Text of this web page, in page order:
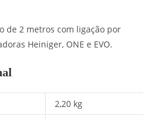
de 2 metros com ligação por
Heiniger, ONE e EVO.
2,20 kg